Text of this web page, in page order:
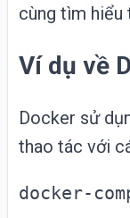
cùng tìm hiểu
Ví dụ về
Docker sử
thao tác với
docker-